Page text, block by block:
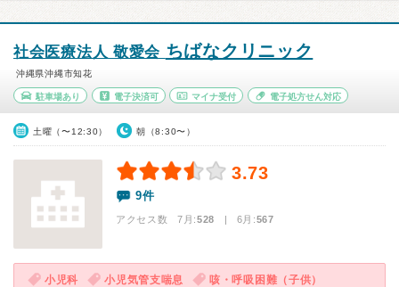
社会医療法人 敬愛会 ちばなクリニック
沖縄県沖縄市知花
駐車場あり 電子決済可 マイナ受付 電子処方せん対応
土曜（〜12:30） 朝（8:30〜）
3.73
9件
アクセス数 7月:528 | 6月:567
小児科 小児気管支喘息
咳・呼吸困難（子供）